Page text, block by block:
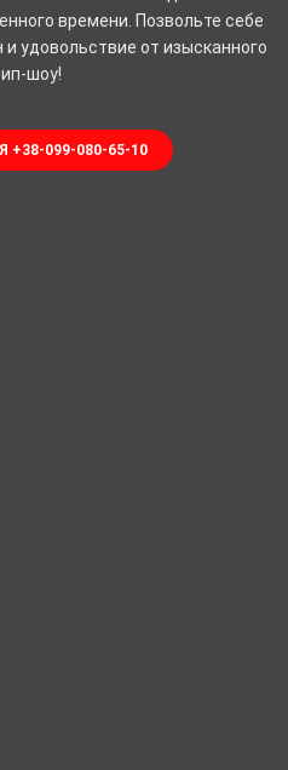
времени. Позвольте себе
удовольствие от изысканного
шоу!
099-080-65-10